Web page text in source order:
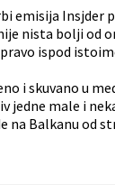
emisija Insjder
nista bolji od
ispod
i skuvano u
jedne male i
Balkanu od